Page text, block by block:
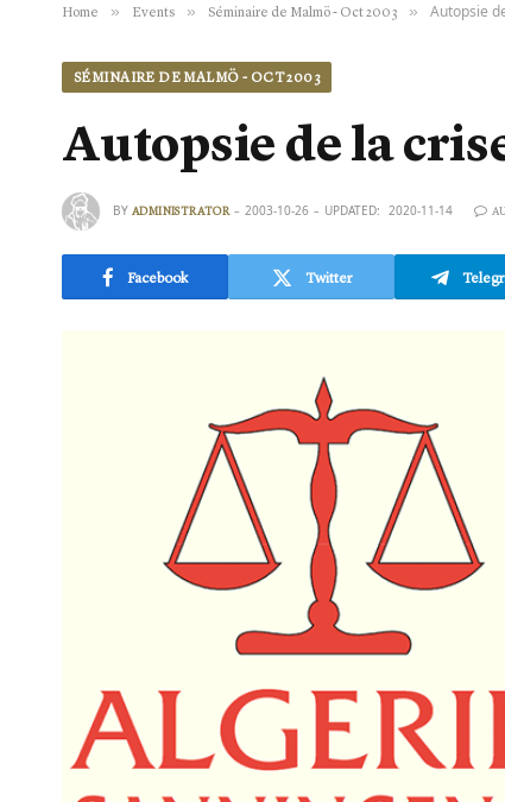
Home » Events » Séminaire de Malmö - Oct 2003 » Autopsie
SÉMINAIRE DE MALMÖ - OCT 2003
Autopsie de la
BY ADMINISTRATOR 2003-10-26 UPDATED: 2020-11-14
Facebook Twitter